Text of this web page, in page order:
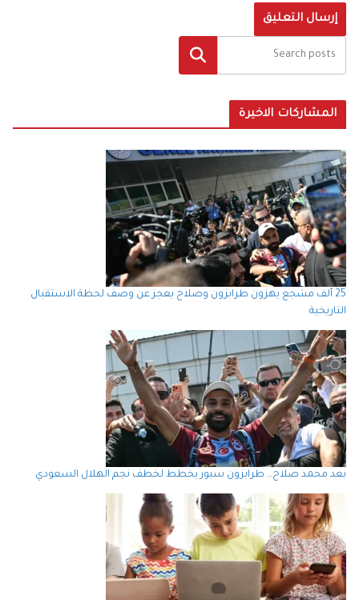
البحث
المشاركات الاخيرة
25 ألف مشجع يهزون طرابزون وصلاح يعجز عن وصف لحظة الاستقبال
التاريخية
بعد محمد صلاح… طرابزون سبور يخطط لخطف نجم الهلال السعودي